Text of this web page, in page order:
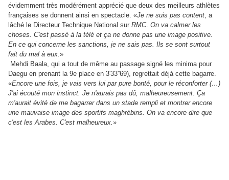
évidemment très modérément apprécié que deux des meilleurs athlètes
françaises se donnent ainsi en spectacle. «Je ne suis pas content , a
lâché le Directeur Technique National sur RMC. On va calmer les
choses. C'est passé à la télé et ça ne donne pas une image positive.
En ce qui concerne les sanctions, je ne sais pas. Ils se sont surtout
fait du mal à eux. »
Mehdi Baala, qui a tout de même au passage signé les minima pour
Daegu en prenant la 9e place en 3'33''69), regrettait déjà cette bagarre.
«Encore une fois, je vais vers lui par pure bonté, pour le réconforter (…)
J'ai écouté mon instinct. Je n'aurais pas dû, malheureusement. Ça
m'aurait évité de me bagarrer dans un stade rempli et montrer encore
une mauvaise image des sportifs maghrébins. On va encore dire que
c'est les Arabes. C'est malheureux. »